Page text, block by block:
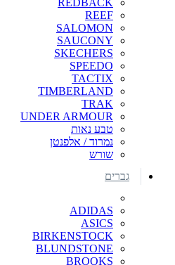
REEF
SALOMON
SAUCONY
SKECHERS
SPEEDO
TACTIX
TIMBERLAND
TRAK
UNDER ARMOUR
טבע נאות
נמרוד / אלפנטן
שורש
גברים
ADIDAS
ASICS
BIRKENSTOCK
BLUNDSTONE
BROOKS